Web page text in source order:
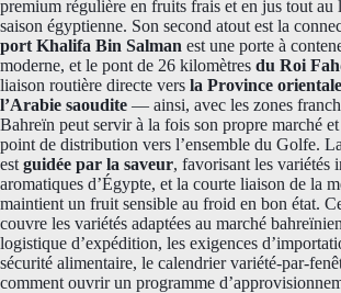
premium régulière en fruits frais et en jus tout au
saison égyptienne. Son second atout est la
port Khalifa Bin Salman est une porte à
moderne, et le pont de 26 kilomètres du Roi
liaison routière directe vers la Province
l’Arabie saoudite — ainsi, avec les zones
Bahreïn peut servir à la fois son propre marché
point de distribution vers l’ensemble du Golfe.
est guidée par la saveur, favorisant les variétés
aromatiques d’Égypte, et la courte liaison de la
maintient un fruit sensible au froid en bon état.
couvre les variétés adaptées au marché
logistique d’expédition, les exigences
sécurité alimentaire, le calendrier variété-par-
comment ouvrir un programme